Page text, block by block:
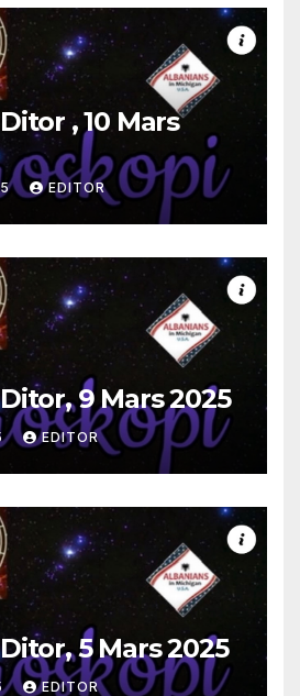
, 10 Mars
EDITOR
9 Mars 2025
EDITOR
5 Mars 2025
EDITOR